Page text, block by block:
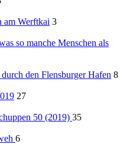
am Werftkai 3
so manche Menschen als
den Flensburger Hafen 8
27
50 (2019) 35
6